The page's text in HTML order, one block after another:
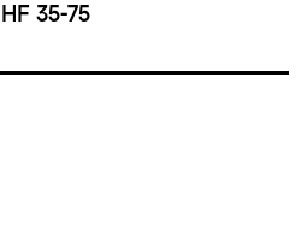
35-75